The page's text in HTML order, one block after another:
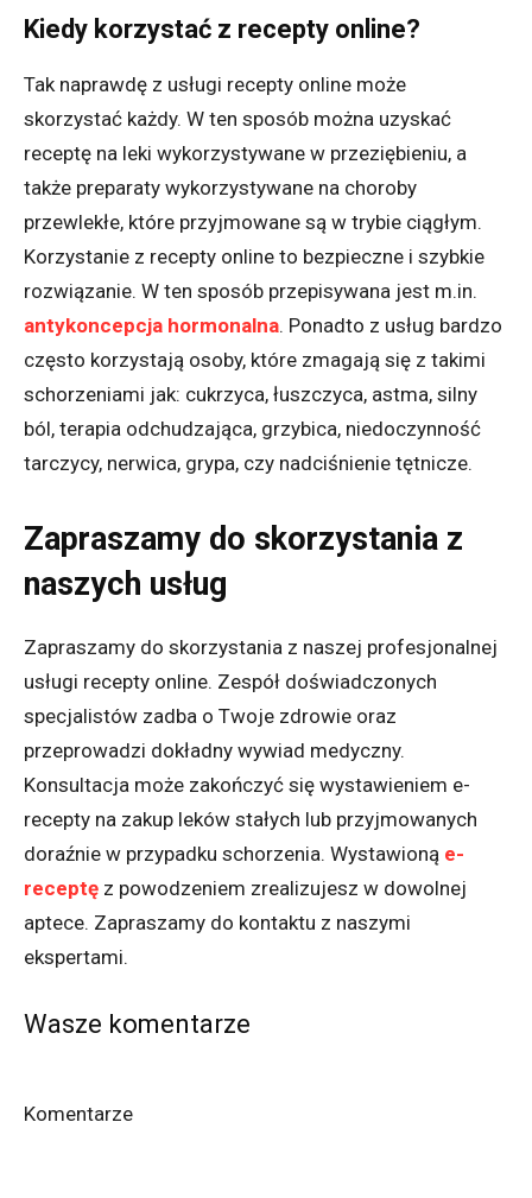
Kiedy korzystać z recepty online?
Tak naprawdę z usługi recepty online może
skorzystać każdy. W ten sposób można uzyskać
receptę na leki wykorzystywane w przeziębieniu, a
także preparaty wykorzystywane na choroby
przewlekłe, które przyjmowane są w trybie ciągłym.
Korzystanie z recepty online to bezpieczne i szybkie
rozwiązanie. W ten sposób przepisywana jest m.in.
antykoncepcja hormonalna. Ponadto z usług bardzo
często korzystają osoby, które zmagają się z takimi
schorzeniami jak: cukrzyca, łuszczyca, astma, silny
ból, terapia odchudzająca, grzybica, niedoczynność
tarczycy, nerwica, grypa, czy nadciśnienie tętnicze.
Zapraszamy do skorzystania z
naszych usług
Zapraszamy do skorzystania z naszej profesjonalnej
usługi recepty online. Zespół doświadczonych
specjalistów zadba o Twoje zdrowie oraz
przeprowadzi dokładny wywiad medyczny.
Konsultacja może zakończyć się wystawieniem e-
recepty na zakup leków stałych lub przyjmowanych
doraźnie w przypadku schorzenia. Wystawioną e-
receptę z powodzeniem zrealizujesz w dowolnej
aptece. Zapraszamy do kontaktu z naszymi
ekspertami.
Wasze komentarze
Komentarze